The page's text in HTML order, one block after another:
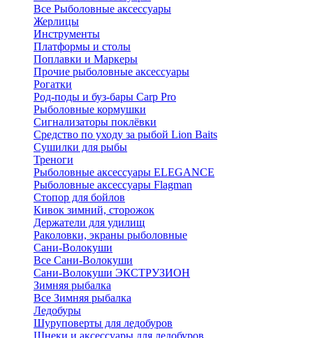
Все Рыболовные аксессуары
Жерлицы
Инструменты
Платформы и столы
Поплавки и Маркеры
Прочие рыболовные аксессуары
Рогатки
Род-поды и буз-бары Carp Pro
Рыболовные кормушки
Сигнализаторы поклёвки
Средство по уходу за рыбой Lion Baits
Сушилки для рыбы
Треноги
Рыболовные аксессуары ELEGANCE
Рыболовные аксессуары Flagman
Стопор для бойлов
Кивок зимний, сторожок
Держатели для удилищ
Раколовки, экраны рыболовные
Сани-Волокуши
Все Сани-Волокуши
Сани-Волокуши ЭКСТРУЗИОН
Зимняя рыбалка
Все Зимняя рыбалка
Ледобуры
Шуруповерты для ледобуров
Шнеки и аксессуары для ледобуров